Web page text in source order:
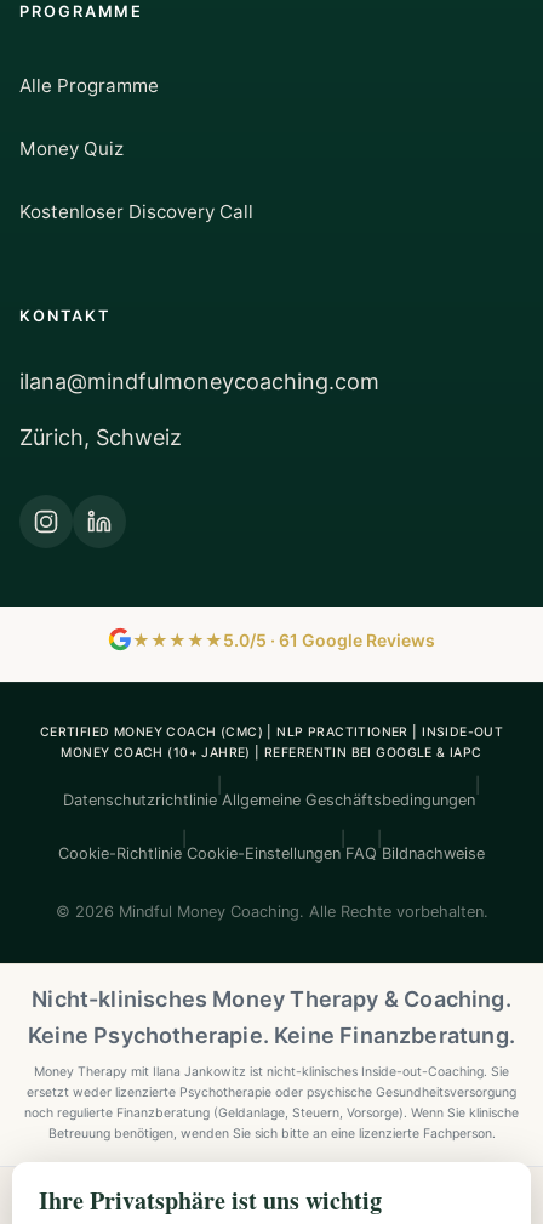
PROGRAMME
Alle Programme
Money Quiz
Kostenloser Discovery Call
KONTAKT
ilana@mindfulmoneycoaching.com
Zürich, Schweiz
★★★★★5.0/5 · 61 Google Reviews
CERTIFIED MONEY COACH (CMC) | NLP PRACTITIONER | INSIDE-OUT
MONEY COACH (10+ JAHRE) | REFERENTIN BEI GOOGLE & IAPC
Datenschutzrichtlinie Allgemeine Geschäftsbedingungen
Cookie-Richtlinie Cookie-Einstellungen FAQ Bildnachweise
© 2026 Mindful Money Coaching. Alle Rechte vorbehalten.
Nicht-klinisches Money Therapy & Coaching.
Keine Psychotherapie. Keine Finanzberatung.
Money Therapy mit Ilana Jankowitz ist nicht-klinisches Inside-out-Coaching. Sie
ersetzt weder lizenzierte Psychotherapie oder psychische Gesundheitsversorgung
noch regulierte Finanzberatung (Geldanlage, Steuern, Vorsorge). Wenn Sie klinische
Betreuung benötigen, wenden Sie sich bitte an eine lizenzierte Fachperson.
Explore Mindful Money Coaching
Ihre Privatsphäre ist uns wichtig